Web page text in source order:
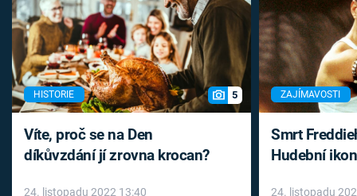
HISTORIE 5
Víte, proč se na Den
díkůvzdání jí zrovna krocan?
24. listopadu 2022 13:40
ZAJÍMAVOSTI
Smrt
Hudební
24. listopadu